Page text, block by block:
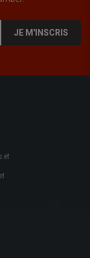
JE M'INSCRIS
et